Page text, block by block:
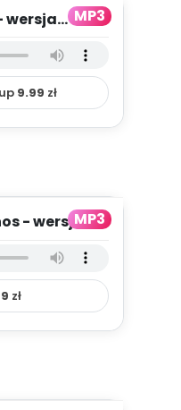
MP3
wersja
9.99 zł
MP3
- wersja
zł